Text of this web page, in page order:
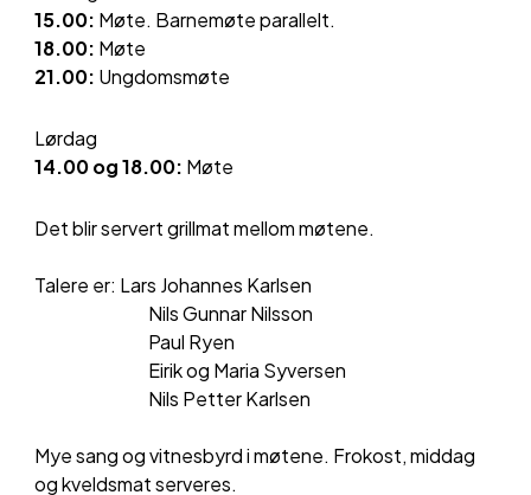
15.00: Møte. Barnemøte parallelt.
18.00: Møte
21.00: Ungdomsmøte
Lørdag
14.00 og 18.00: Møte
Det blir servert grillmat mellom møtene.
Talere er: Lars Johannes Karlsen
Nils Gunnar Nilsson
Paul Ryen
Eirik og Maria Syversen
Nils Petter Karlsen
Mye sang og vitnesbyrd i møtene. Frokost, middag
og kveldsmat serveres.